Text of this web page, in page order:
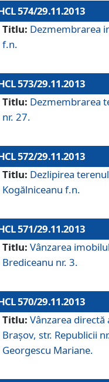
574/29.11.2013
Titlu: Dezmembrarea
f.n.
573/29.11.2013
Titlu: Dezmembrarea
nr. 27.
572/29.11.2013
Titlu: Dezlipirea
Kogălniceanu f.n.
571/29.11.2013
Titlu: Vânzarea
Brediceanu nr. 3.
570/29.11.2013
Titlu: Vânzarea
Braşov, str. Republicii
Georgescu Mariane.